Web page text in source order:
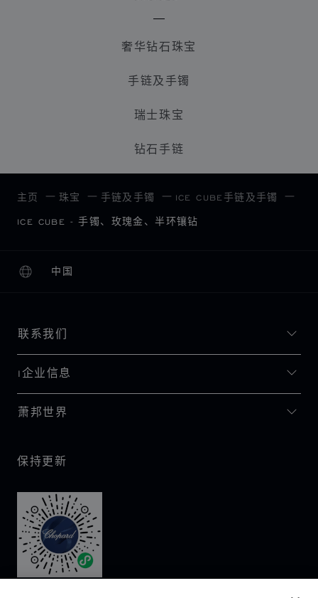
奢华钻石珠宝
手链及手镯
瑞士珠宝
钻石手链
主页 珠宝 手链及手镯 ICE CUBE手链及手镯
ICE CUBE - 手镯、玫瑰金、半环镶钻
中国
本地化（更改国家/地区）
更改国家/地区
联系我们
I企业信息
萧邦世界
保持更新